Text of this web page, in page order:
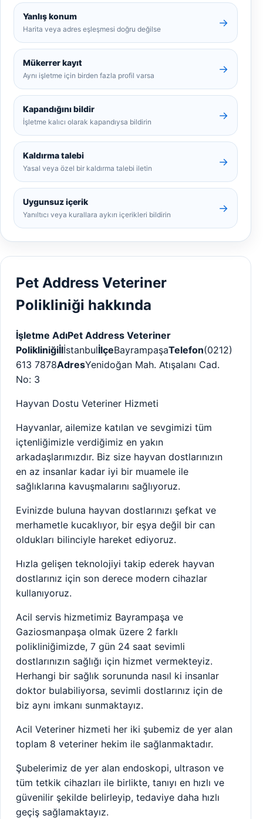
Yanlış konum
Harita veya adres eşleşmesi doğru değilse
→
Mükerrer kayıt
Aynı işletme için birden fazla profil varsa
→
Kapandığını bildir
İşletme kalıcı olarak kapandıysa bildirin
→
Kaldırma talebi
Yasal veya özel bir kaldırma talebi iletin
→
Uygunsuz içerik
Yanıltıcı veya kurallara aykırı içerikleri bildirin
→
Pet Address Veteriner
Polikliniği hakkında
İşletme AdıPet Address Veteriner
PolikliniğiİlİstanbulİlçeBayrampaşaTelefon(0212)
613 7878AdresYenidoğan Mah. Atışalanı Cad.
No: 3
Hayvan Dostu Veteriner Hizmeti
Hayvanlar, ailemize katılan ve sevgimizi tüm
içtenliğimizle verdiğimiz en yakın
arkadaşlarımızdır. Biz size hayvan dostlarınızın
en az insanlar kadar iyi bir muamele ile
sağlıklarına kavuşmalarını sağlıyoruz.
Evinizde buluna hayvan dostlarınızı şefkat ve
merhametle kucaklıyor, bir eşya değil bir can
oldukları bilinciyle hareket ediyoruz.
Hızla gelişen teknolojiyi takip ederek hayvan
dostlarınız için son derece modern cihazlar
kullanıyoruz.
Acil servis hizmetimiz Bayrampaşa ve
Gaziosmanpaşa olmak üzere 2 farklı
polikliniğimizde, 7 gün 24 saat sevimli
dostlarınızın sağlığı için hizmet vermekteyiz.
Herhangi bir sağlık sorununda nasıl ki insanlar
doktor bulabiliyorsa, sevimli dostlarınız için de
biz aynı imkanı sunmaktayız.
Acil Veteriner hizmeti her iki şubemiz de yer alan
toplam 8 veteriner hekim ile sağlanmaktadır.
Şubelerimiz de yer alan endoskopi, ultrason ve
tüm tetkik cihazları ile birlikte, tanıyı en hızlı ve
güvenilir şekilde belirleyip, tedaviye daha hızlı
geçiş sağlamaktayız.